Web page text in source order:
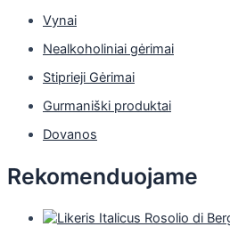
Vynai
Nealkoholiniai gėrimai
Stiprieji Gėrimai
Gurmaniški produktai
Dovanos
Rekomenduojame